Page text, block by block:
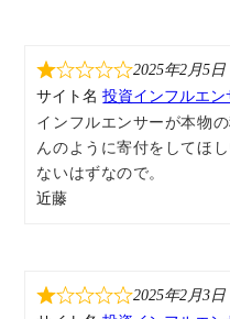
2025年2月5日
サイト名投資インフルエン
インフルエンサーが本物
んのように寄付をしてほ
ないはずなので。
近藤
2025年2月3日